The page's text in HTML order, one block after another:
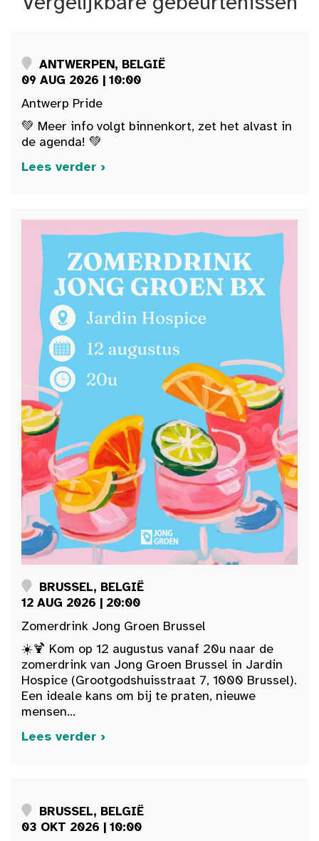
ANTWERPEN, BELGIË
09 AUG 2026 | 10:00
Antwerp Pride
💚 Meer info volgt binnenkort, zet het alvast in
de agenda! 💚
Lees verder ›
BRUSSEL, BELGIË
12 AUG 2026 | 20:00
Zomerdrink Jong Groen Brussel
☀️🍹 Kom op 12 augustus vanaf 20u naar de
zomerdrink van Jong Groen Brussel in Jardin
Hospice (Grootgodshuisstraat 7, 1000 Brussel).
Een ideale kans om bij te praten, nieuwe
mensen...
Lees verder ›
BRUSSEL, BELGIË
03 OKT 2026 | 10:00